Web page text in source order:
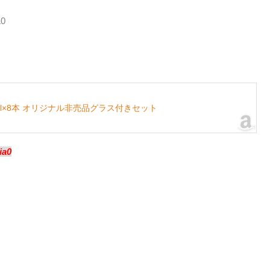
本 オリジナル非売品グラス付きセット